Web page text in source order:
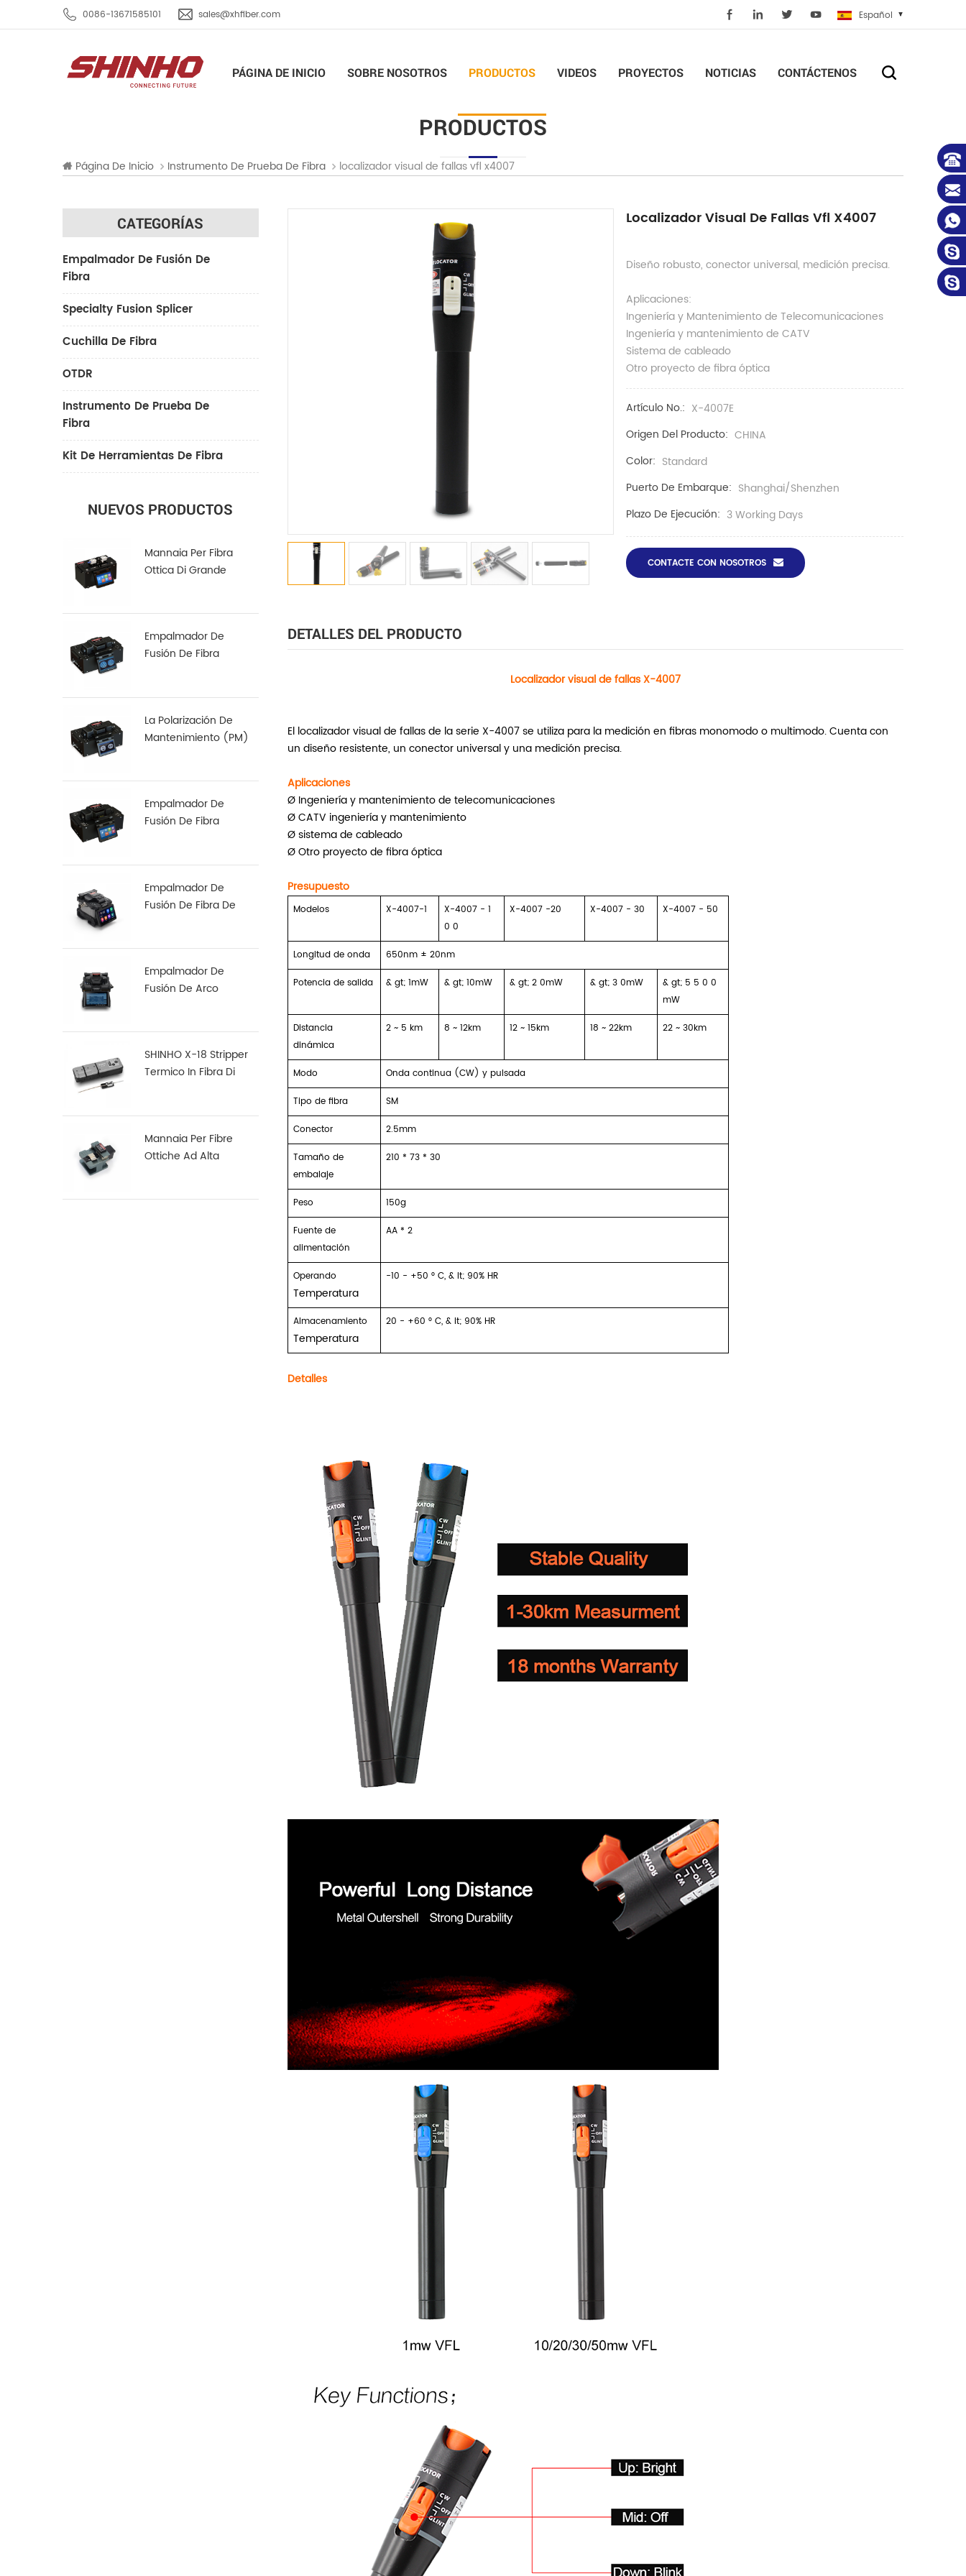
0086-13671585101 sales@xhfiber.com Español
PÁGINA DE INICIO SOBRE NOSOTROS PRODUCTOS VIDEOS PROYECTOS NOTICIAS CONTÁCTENOS
PRODUCTOS
Página De Inicio Instrumento De Prueba De Fibra localizador visual de fallas vfl x4007
CATEGORÍAS
Empalmador De Fusión De
Fibra
Specialty Fusion Splicer
Cuchilla De Fibra
OTDR
Instrumento De Prueba De
Fibra
Kit De Herramientas De Fibra
NUEVOS PRODUCTOS
Mannaia Per Fibra
Ottica Di Grande
Empalmador De
Fusión De Fibra
La Polarización De
Mantenimiento (PM)
Empalmador De
Fusión De Fibra
Empalmador De
Fusión De Fibra De
Empalmador De
Fusión De Arco
SHINHO X-18 Stripper
Termico In Fibra Di
Mannaia Per Fibre
Ottiche Ad Alta
Localizador Visual De Fallas Vfl X4007
Diseño robusto, conector universal, medición precisa.
Aplicaciones:
Ingeniería y Mantenimiento de Telecomunicaciones
Ingeniería y mantenimiento de CATV
Sistema de cableado
Otro proyecto de fibra óptica
Artículo No.: X-4007E
Origen Del Producto: CHINA
Color: Standard
Puerto De Embarque: Shanghai/Shenzhen
Plazo De Ejecución: 3 Working Days
CONTACTE CON NOSOTROS
DETALLES DEL PRODUCTO
Localizador visual de fallas X-4007
El localizador visual de fallas de la serie X-4007 se utiliza para la medición en fibras monomodo o multimodo. Cuenta con
un diseño resistente, un conector universal y una medición precisa.
Aplicaciones
Ø Ingeniería y mantenimiento de telecomunicaciones
Ø CATV ingeniería y mantenimiento
Ø sistema de cableado
Ø Otro proyecto de fibra óptica
Presupuesto
Modelos X-4007-1 X-4007- 1
0 0
X-4007-20 X-4007- 30 X-4007- 50
Longitud de onda 650nm ± 20nm
Potencia de salida & gt; 1mW & gt; 10mW & gt;20mW & gt;30mW & gt;5 5 0 0
mW
Distancia
dinámica
2 ~5 km 8 ~ 12km 12 ~ 15km 18 ~ 22km 22 ~ 30km
Modo Onda continua (CW) y pulsada
Tipo de fibra SM
Conector 2.5mm
Tamaño de
embalaje
210 * 73 * 30
Peso 150g
Fuente de
alimentación
AA * 2
Operando
Temperatura
-10 - +50 ° C, & lt; 90% HR
Almacenamiento
Temperatura
20 - +60 ° C, & lt; 90% HR
Detalles